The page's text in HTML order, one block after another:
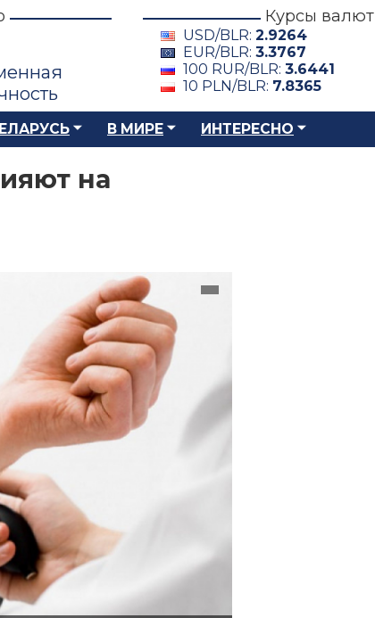
Курсы валют
USD/BLR: 2.9264
EUR/BLR: 3.3767
100 RUR/BLR: 3.6441
10 PLN/BLR: 7.8365
В МИРЕ ИНТЕРЕСНО
на